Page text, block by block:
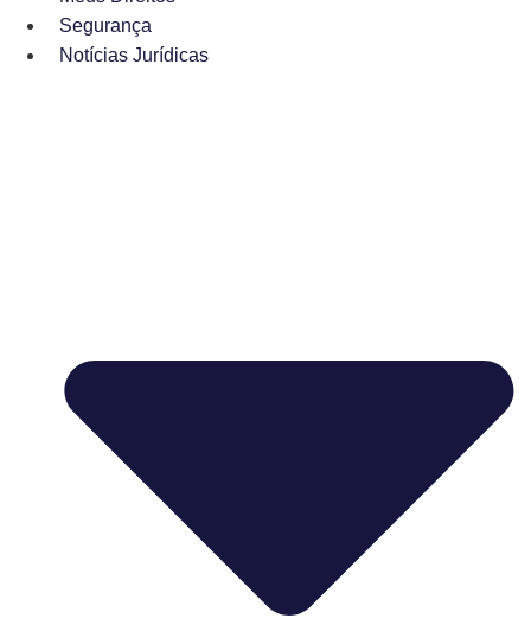
Segurança
Notícias Jurídicas